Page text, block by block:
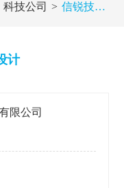
科技公司 信锐技术展厅设计
计
限公司